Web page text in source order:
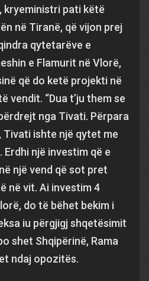
kryeministri pati këtë
në Tiranë, që vijon prej
qytetarëve e
e Flamurit në Vlorë,
që do ketë projekti në
vendit. “Dua t’ju them se
nga Tivati. Përpara
ishte një qytet me
një investim që e
një vend që sot pret
në vit. Ai investim 4
do të bëhet bekim i
iu përgjigj shqetësimit
shet Shqipërinë, Rama
ndaj opozitës.